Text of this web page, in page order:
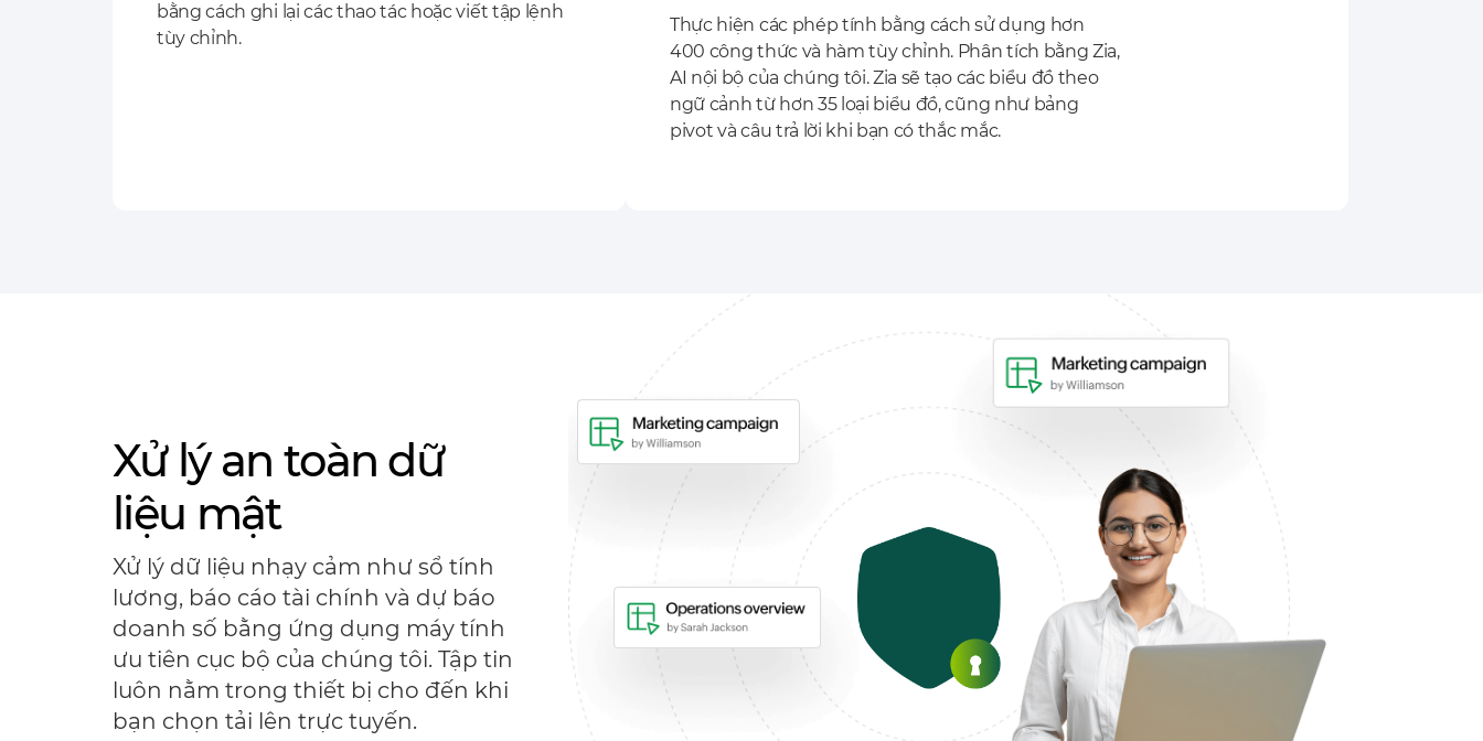
bằng cách ghi lại các thao tác hoặc viết tập lệnh
tùy chỉnh.
Thực hiện các phép tính bằng cách sử dụng hơn
400 công thức và hàm tùy chỉnh. Phân tích bằng Zia,
AI nội bộ của chúng tôi. Zia sẽ tạo các biểu đồ theo
ngữ cảnh từ hơn 35 loại biểu đồ, cũng như bảng
pivot và câu trả lời khi bạn có thắc mắc.
Xử lý an toàn dữ
liệu mật
Xử lý dữ liệu nhạy cảm như sổ tính
lương, báo cáo tài chính và dự báo
doanh số bằng ứng dụng máy tính
ưu tiên cục bộ của chúng tôi. Tập tin
luôn nằm trong thiết bị cho đến khi
bạn chọn tải lên trực tuyến.